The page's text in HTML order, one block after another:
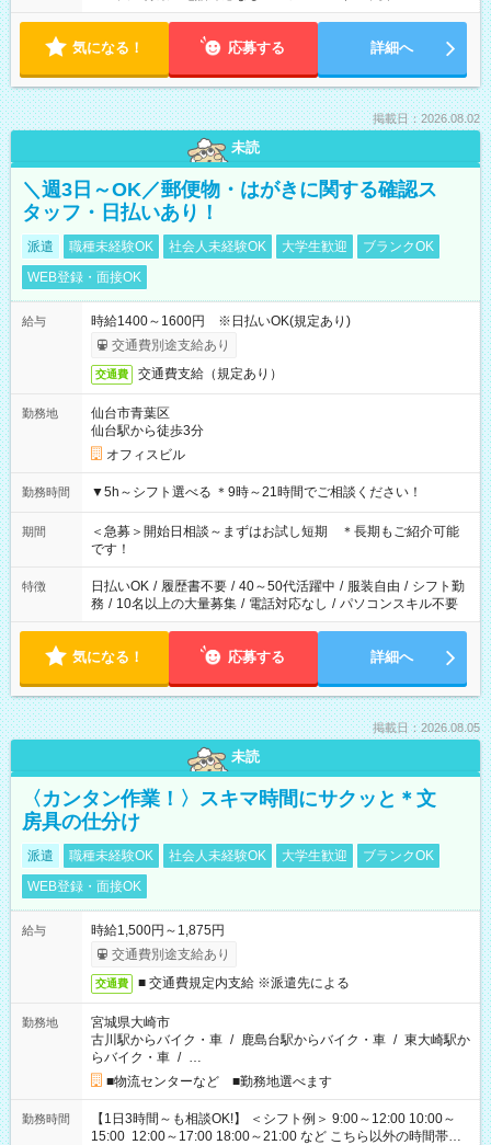
気になる！ 応募する 詳細へ
掲載日：2026.08.02
未読
＼週3日～OK／郵便物・はがきに関する確認ス
タッフ・日払いあり！
派遣 職種未経験OK 社会人未経験OK 大学生歓迎
ブランクOK
WEB登録・面接OK
給与
時給1400～1600円 ※日払いOK(規定あり)
交通費別途支給あり
交通費 交通費支給（規定あり）
勤務地
仙台市青葉区
仙台駅から徒歩3分
オフィスビル
勤務時間 ▼5h～シフト選べる ＊9時～21時間でご相談ください！
期間
＜急募＞開始日相談～まずはお試し短期 ＊長期もご紹介可能
です！
特徴 日払いOK / 履歴書不要 / 40～50代活躍中 / 服装自由 / シフト勤
務 / 10名以上の大量募集 / 電話対応なし / パソコンスキル不要
気になる！ 応募する 詳細へ
掲載日：2026.08.05
未読
〈カンタン作業！〉スキマ時間にサクッと＊文
房具の仕分け
派遣 職種未経験OK 社会人未経験OK 大学生歓迎
ブランクOK
WEB登録・面接OK
給与
時給1,500円～1,875円
交通費別途支給あり
交通費 ■ 交通費規定内支給 ※派遣先による
勤務地
宮城県大崎市
古川駅からバイク・車 / 鹿島台駅からバイク・車 / 東大崎駅か
らバイク・車 / …
■物流センターなど ■勤務地選べます
勤務時間
【1日3時間～も相談OK!】 ＜シフト例＞ 9:00～12:00 10:00～
15:00 12:00～17:00 18:00～21:00 など こちら以外の時間帯も